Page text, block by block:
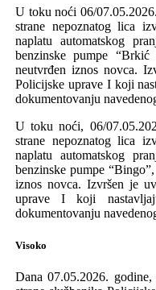
U toku noći 06/07.05.2026.
strane nepoznatoglica
naplatu automatskog
benzinske pumpe “Brkić
neutvrđeniznosnovca.
Policijske uprave I koji
dokumentovanju
U toku noći, 06/
strane nepoznatoglica
naplatu automatskog
benzinske pumpe “Bingo”
iznosnovca. Izvršen je
uprave I koji
dokumentovanju
Visoko
Dana 07.05.2026.